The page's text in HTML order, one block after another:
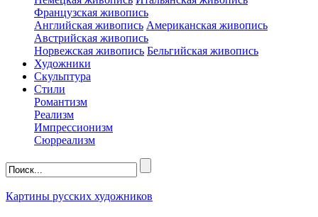
Французская живопись
Английская живопись Американская живопись
Австрийская живопись
Норвежская живопись Бельгийская живопись
Художники
Скульптура
Стили
Романтизм
Реализм
Импрессионизм
Сюрреализм
Картины русских художников